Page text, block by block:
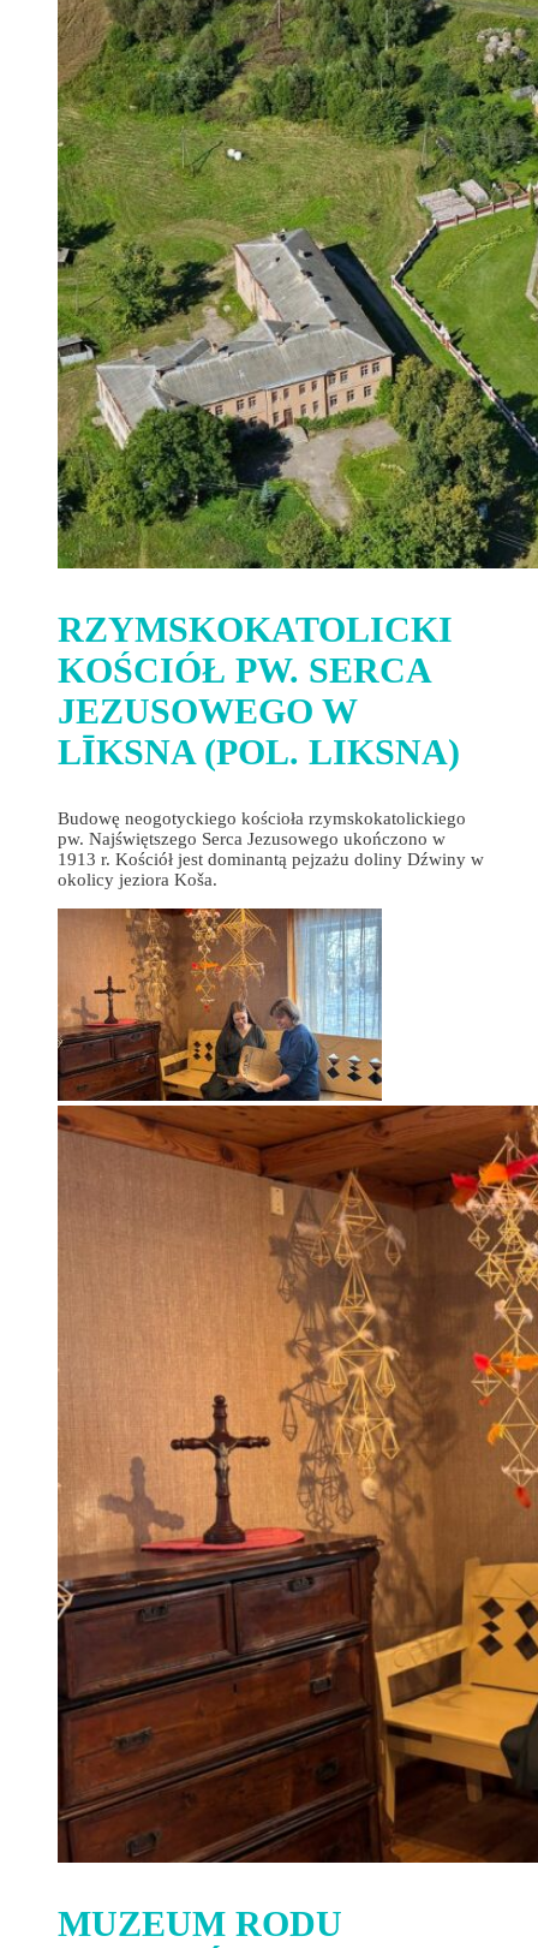
RZYMSKOKATOLICKI
KOŚCIÓŁ PW. SERCA
JEZUSOWEGO W
LĪKSNA (POL. LIKSNA)
Budowę neogotyckiego kościoła rzymskokatolickiego
pw. Najświętszego Serca Jezusowego ukończono w
1913 r. Kościół jest dominantą pejzażu doliny Dźwiny w
okolicy jeziora Koša.
MUZEUM RODU